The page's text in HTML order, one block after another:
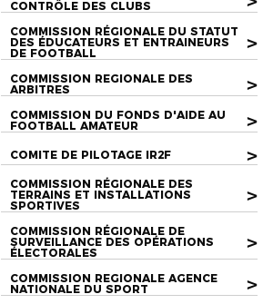
CONTRÔLE DES CLUBS
COMMISSION RÉGIONALE DU STATUT
DES ÉDUCATEURS ET ENTRAINEURS
DE FOOTBALL
>
COMMISSION REGIONALE DES
ARBITRES
>
COMMISSION DU FONDS D'AIDE AU
FOOTBALL AMATEUR
>
COMITE DE PILOTAGE IR2F >
COMMISSION RÉGIONALE DES
TERRAINS ET INSTALLATIONS
SPORTIVES
>
COMMISSION RÉGIONALE DE
SURVEILLANCE DES OPÉRATIONS
ÉLECTORALES
>
COMMISSION REGIONALE AGENCE
NATIONALE DU SPORT
>